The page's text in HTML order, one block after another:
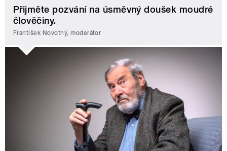
Přijměte pozvání na úsměvný doušek moudré
člověčiny.
František Novotný, moderátor